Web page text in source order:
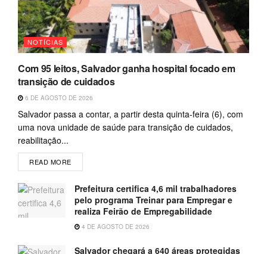
NOTÍCIAS
Com 95 leitos, Salvador ganha hospital focado em
transição de cuidados
6 DE AGOSTO DE 2026
Salvador passa a contar, a partir desta quinta-feira (6), com
uma nova unidade de saúde para transição de cuidados,
reabilitação...
READ MORE
Prefeitura certifica 4,6 mil trabalhadores
pelo programa Treinar para Empregar e
realiza Feirão de Empregabilidade
4 DE AGOSTO DE 2026
Salvador chegará a 640 áreas protegidas